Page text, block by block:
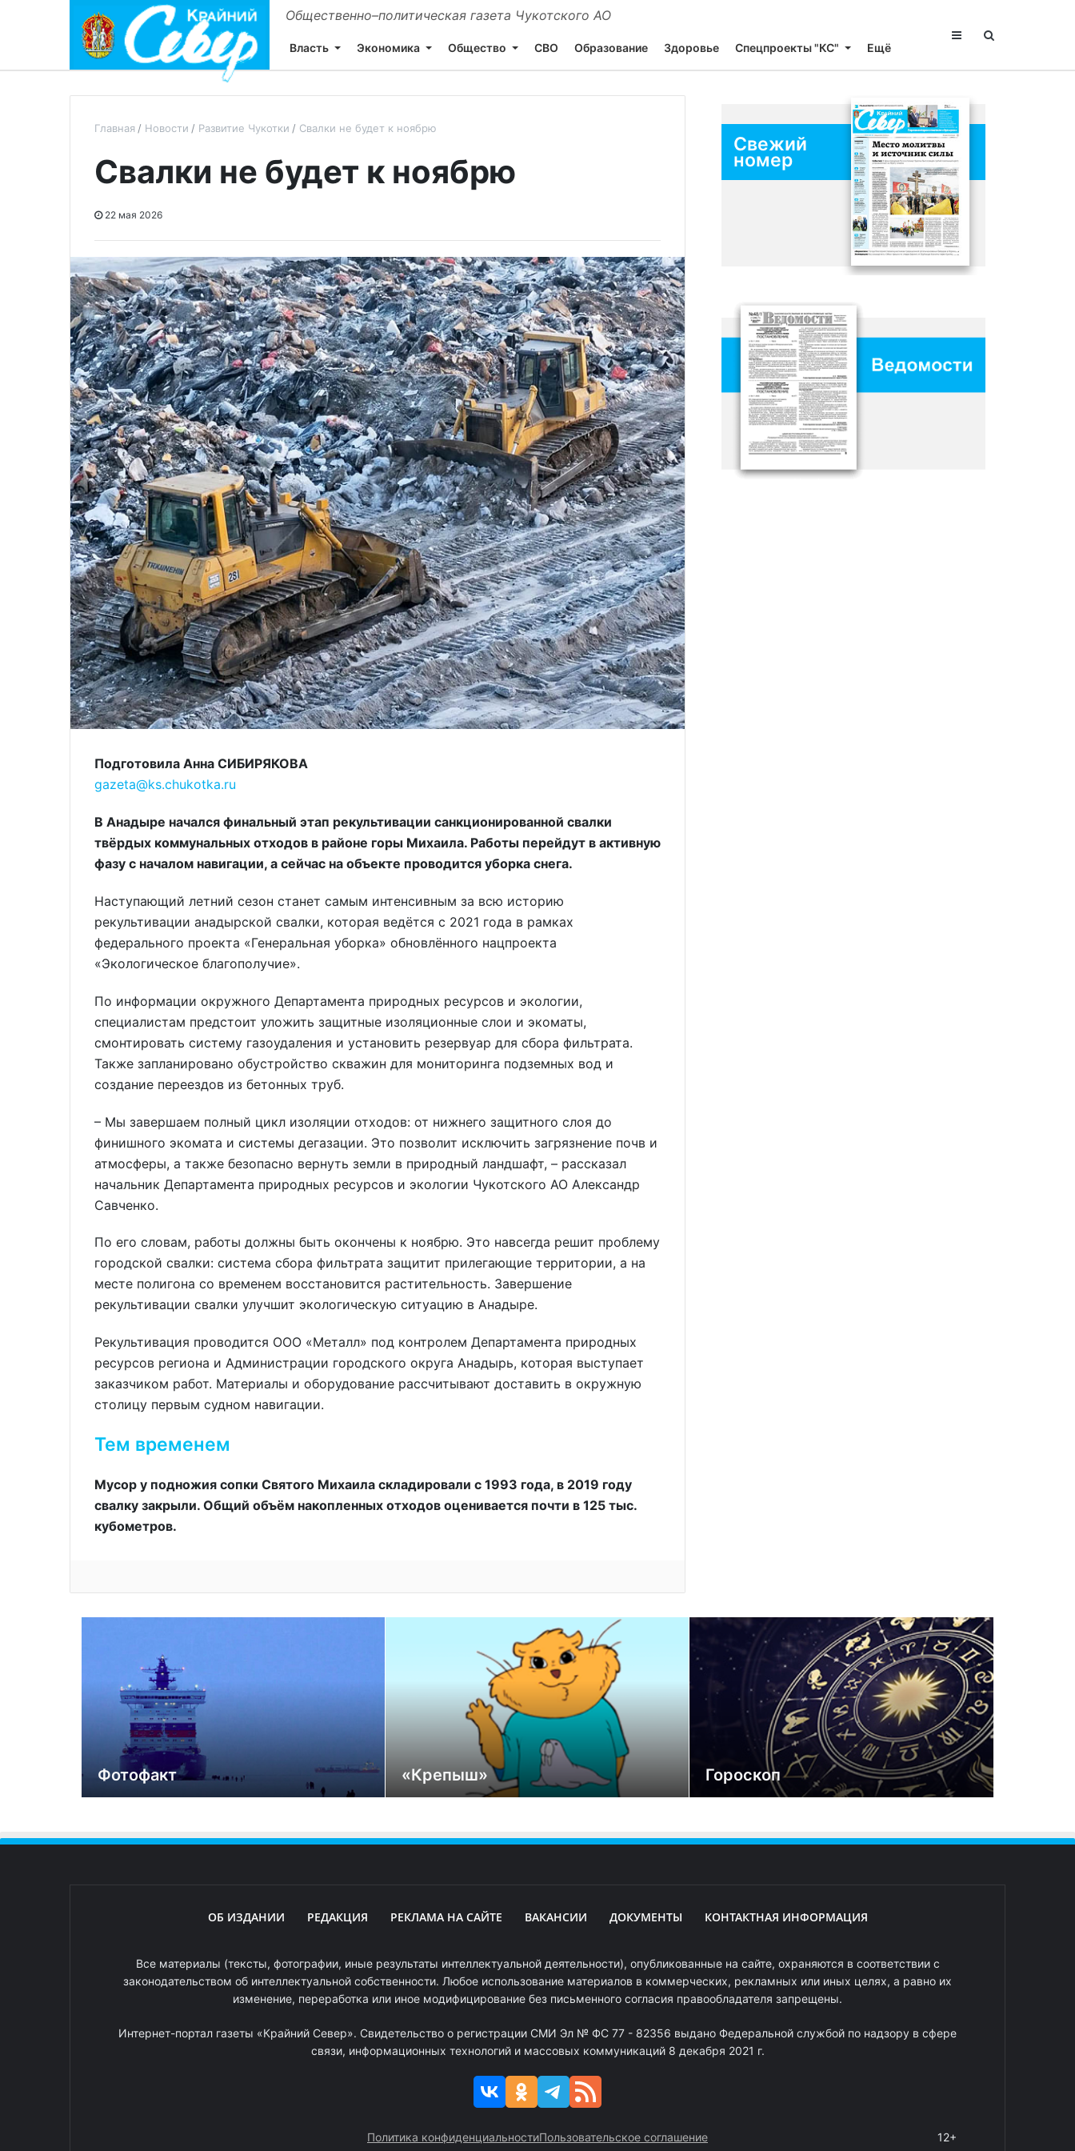
Общественно–политическая газета Чукотского АО
Власть Экономика Общество СВО Образование Здоровье Спецпроекты "КС" Ещё
Главная Новости Развитие Чукотки Свалки не будет к ноябрю
Свалки не будет к ноябрю
22 мая 2026
Подготовила Анна СИБИРЯКОВА
gazeta@ks.chukotka.ru
В Анадыре начался финальный этап рекультивации санкционированной свалки
твёрдых коммунальных отходов в районе горы Михаила. Работы перейдут в активную
фазу с началом навигации, а сейчас на объекте проводится уборка снега.
Наступающий летний сезон станет самым интенсивным за всю историю
рекультивации анадырской свалки, которая ведётся с 2021 года в рамках
федерального проекта «Генеральная уборка» обновлённого нацпроекта
«Экологическое благополучие».
По информации окружного Департамента природных ресурсов и экологии,
специалистам предстоит уложить защитные изоляционные слои и экоматы,
смонтировать систему газоудаления и установить резервуар для сбора фильтрата.
Также запланировано обустройство скважин для мониторинга подземных вод и
создание переездов из бетонных труб.
– Мы завершаем полный цикл изоляции отходов: от нижнего защитного слоя до
финишного экомата и системы дегазации. Это позволит исключить загрязнение почв и
атмосферы, а также безопасно вернуть земли в природный ландшафт, – рассказал
начальник Департамента природных ресурсов и экологии Чукотского АО Александр
Савченко.
По его словам, работы должны быть окончены к ноябрю. Это навсегда решит проблему
городской свалки: система сбора фильтрата защитит прилегающие территории, а на
месте полигона со временем восстановится растительность. Завершение
рекультивации свалки улучшит экологическую ситуацию в Анадыре.
Рекультивация проводится ООО «Металл» под контролем Департамента природных
ресурсов региона и Администрации городского округа Анадырь, которая выступает
заказчиком работ. Материалы и оборудование рассчитывают доставить в окружную
столицу первым судном навигации.
Тем временем
Мусор у подножия сопки Святого Михаила складировали с 1993 года, в 2019 году
свалку закрыли. Общий объём накопленных отходов оценивается почти в 125 тыс.
кубометров.
Свежий
номер
Фотофакт «Крепыш» Гороскоп
ОБ ИЗДАНИИ РЕДАКЦИЯ РЕКЛАМА НА САЙТЕ ВАКАНСИИ ДОКУМЕНТЫ КОНТАКТНАЯ ИНФОРМАЦИЯ
Все материалы (тексты, фотографии, иные результаты интеллектуальной деятельности), опубликованные на сайте, охраняются в соответствии с
законодательством об интеллектуальной собственности. Любое использование материалов в коммерческих, рекламных или иных целях, а равно их
изменение, переработка или иное модифицирование без письменного согласия правообладателя запрещены.
Интернет-портал газеты «Крайний Север». Свидетельство о регистрации СМИ Эл № ФС 77 - 82356 выдано Федеральной службой по надзору в сфере
связи, информационных технологий и массовых коммуникаций 8 декабря 2021 г.
Политика конфиденциальностиПользовательское соглашение 12+